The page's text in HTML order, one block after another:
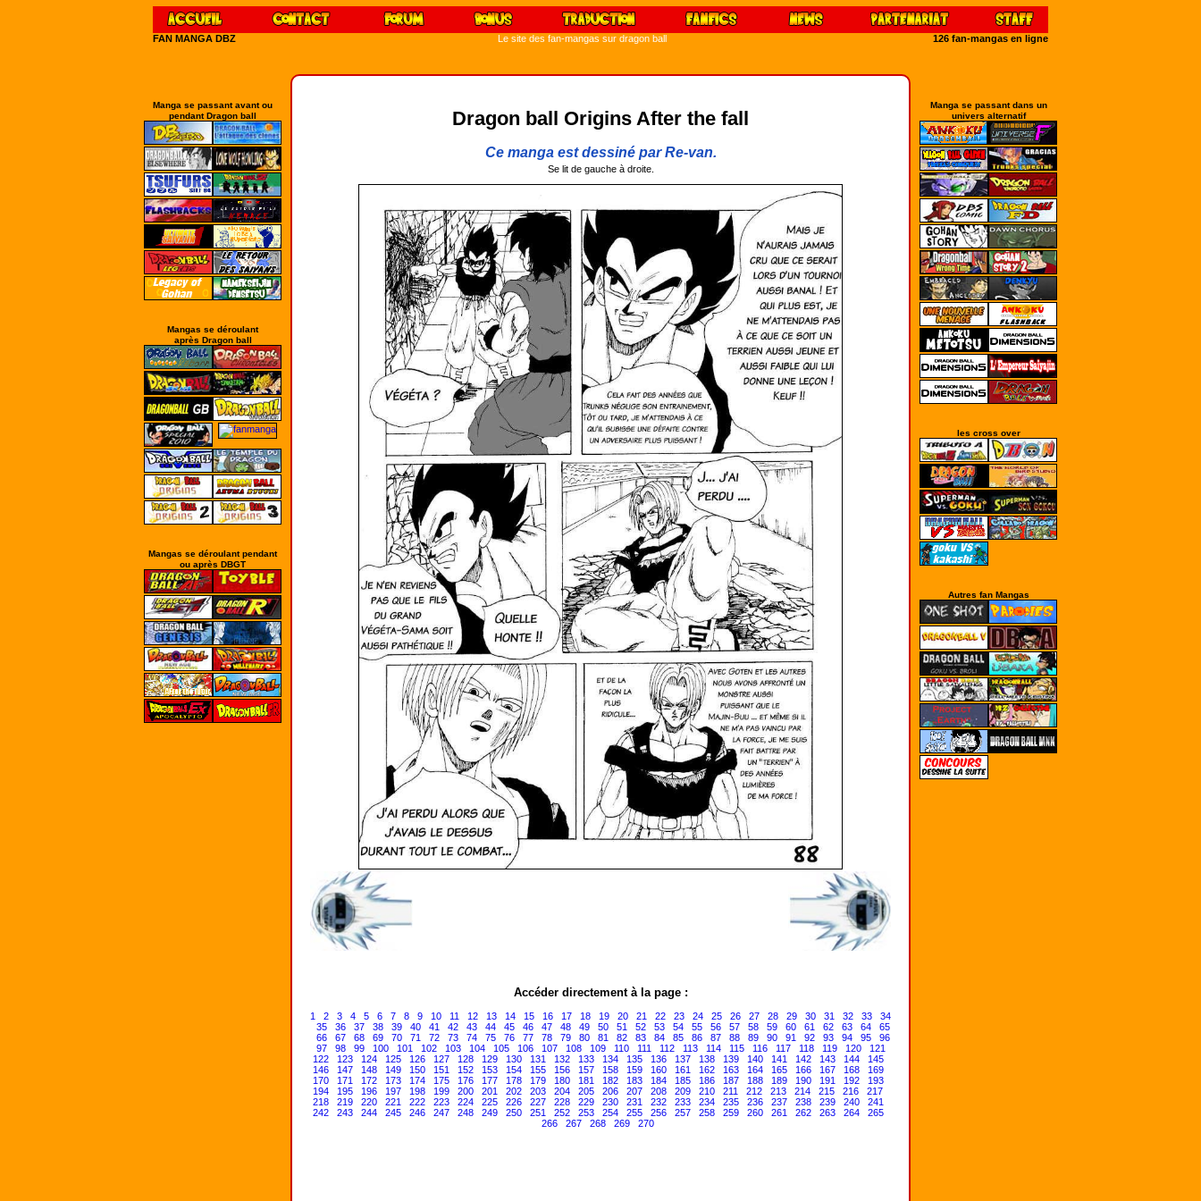
FAN MANGA DBZ Le site des fan-mangas sur dragon ball 126 fan-mangas en ligne
Manga se passant dans un
univers alternatif
les cross over
Autres fan Mangas
Manga se passant avant ou
pendant Dragon ball
Mangas se déroulant
après Dragon ball
Mangas se déroulant pendant
ou après DBGT
Dragon ball Origins After the fall
Ce manga est dessiné par Re-van.
Se lit de gauche à droite.
Accéder directement à la page :
1 2 3 4 5 6 7 8 9 10 11 12 13 14 15 16 17 18 19 20 21 22 23 24 25 26 27 28 29 30 31 32 33
34
35
36 37 38 39 40 41 42 43 44 45 46 47 48 49 50 51 52 53 54 55 56 57 58 59 60 61 62 63 64
65
66
67 68 69 70 71 72 73 74 75 76 77 78 79 80 81 82 83 84 85 86 87 88 89 90 91 92 93 94 95
96
97
98 99 100 101 102 103 104 105 106 107 108 109 110 111 112 113 114 115 116 117 118 119 120
121
122
123 124 125 126 127 128 129 130 131 132 133 134 135 136 137 138 139 140 141 142 143 144
145
146
147 148 149 150 151 152 153 154 155 156 157 158 159 160 161 162 163 164 165 166 167 168
169
170
171 172 173 174 175 176 177 178 179 180 181 182 183 184 185 186 187 188 189 190 191 192
193
194
195 196 197 198 199 200 201 202 203 204 205 206 207 208 209 210 211 212 213 214 215 216
217
218
219 220 221 222 223 224 225 226 227 228 229 230 231 232 233 234 235 236 237 238 239 240
241
242
243 244 245 246 247 248 249 250 251 252 253 254 255 256 257 258 259 260 261 262 263 264
265
266
267 268 269 270